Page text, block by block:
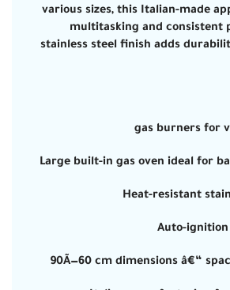
various sizes, this Italian-made
multitasking and consistent
stainless steel finish adds
Large built-in gas oven ideal for
Heat-resistant
Auto-
90Ã—60 cm dimensions â€“